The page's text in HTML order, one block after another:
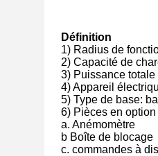
Définition
1) Radius de
2) Capacité de
3) Puissance
4) Appareil
5) Type de base:
6) Pièces en
a. Anémomètre
b Boîte de blocage
c. commandes à